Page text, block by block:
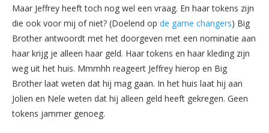
Maar Jeffrey heeft toch nog wel een vraag. En haar tokens zijn
die ook voor mij of niet? (Doelend op de game changers) Big
Brother antwoordt met het doorgeven met een nominatie aan
haar krijg je alleen haar geld. Haar tokens en haar kleding zijn
weg uit het huis. Mmmhh reageert Jeffrey hierop en Big
Brother laat weten dat hij mag gaan. In het huis laat hij aan
Jolien en Nele weten dat hij alleen geld heeft gekregen. Geen
tokens jammer genoeg.